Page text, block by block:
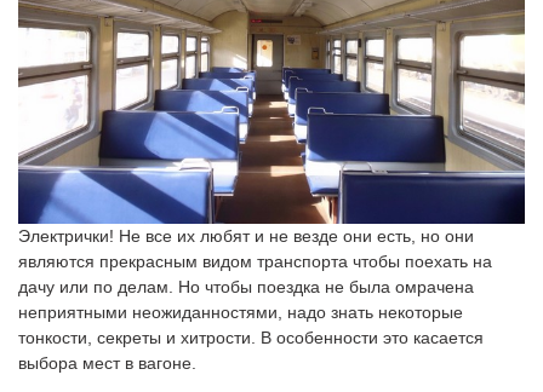
Электрички! Не все их любят и не везде они есть, но они
являются прекрасным видом транспорта чтобы поехать на
дачу или по делам. Но чтобы поездка не была омрачена
неприятными неожиданностями, надо знать некоторые
тонкости, секреты и хитрости. В особенности это касается
выбора мест в вагоне.